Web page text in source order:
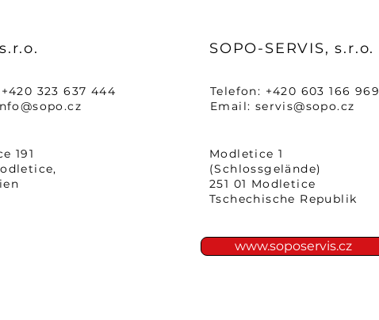
Elektromotoren auf ein
323 637 444
191
SOPO-SERVIS, s.r.o.
Telefon: +420 603 166 969
Email: servis@sopo.cz
Modletice 1
(Schlossgelände)
251 01 Modletice
Tschechische Republik
www.soposervis.cz